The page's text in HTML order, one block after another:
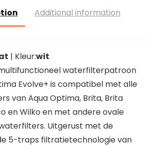
Additional information
| Kleur:wit
waterfilterpatroon
Evolve+ is compatibel met alle
van Aqua Optima, Brita, Brita
en Wilko en met andere ovale
Uitgerust met de
5-traps filtratietechnologie van